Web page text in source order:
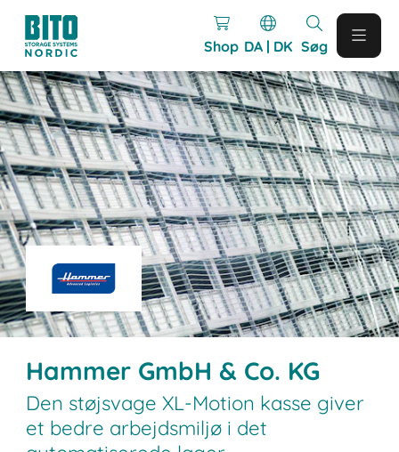
Shop DA | DK Søg
Hammer GmbH & Co. KG
Den støjsvage XL-Motion kasse giver
et bedre arbejdsmiljø i det